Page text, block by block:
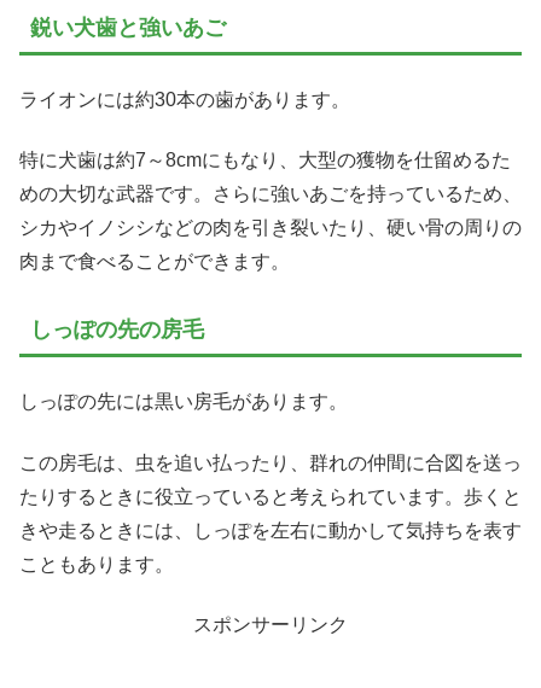
鋭い犬歯と強いあご
ライオンには約30本の歯があります。
特に犬歯は約7～8cmにもなり、大型の獲物を仕留めるた
めの大切な武器です。さらに強いあごを持っているため、
シカやイノシシなどの肉を引き裂いたり、硬い骨の周りの
肉まで食べることができます。
しっぽの先の房毛
しっぽの先には黒い房毛があります。
この房毛は、虫を追い払ったり、群れの仲間に合図を送っ
たりするときに役立っていると考えられています。歩くと
きや走るときには、しっぽを左右に動かして気持ちを表す
こともあります。
スポンサーリンク